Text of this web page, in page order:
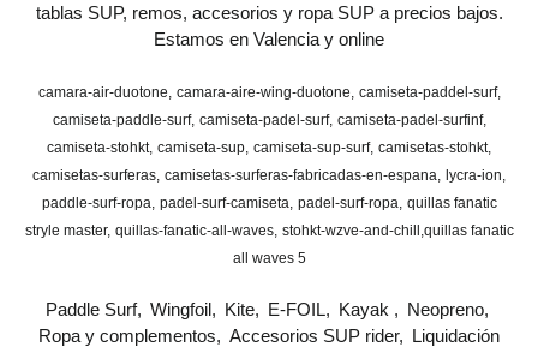
tablas SUP, remos, accesorios y ropa SUP a precios bajos.
Estamos en Valencia y online
camara-air-duotone camara-aire-wing-duotone camiseta-paddel-surf
camiseta-paddle-surf camiseta-padel-surf camiseta-padel-surfinf
camiseta-stohkt camiseta-sup camiseta-sup-surf camisetas-stohkt
camisetas-surferas camisetas-surferas-fabricadas-en-espana lycra-ion
paddle-surf-ropa padel-surf-camiseta padel-surf-ropa quillas fanatic
stryle master quillas-fanatic-all-waves stohkt-wzve-and-chill ​quillas fanatic
all waves 5
Paddle Surf Wingfoil Kite E-FOIL Kayak
Neopreno
Ropa y complementos
Accesorios SUP rider
Liquidación